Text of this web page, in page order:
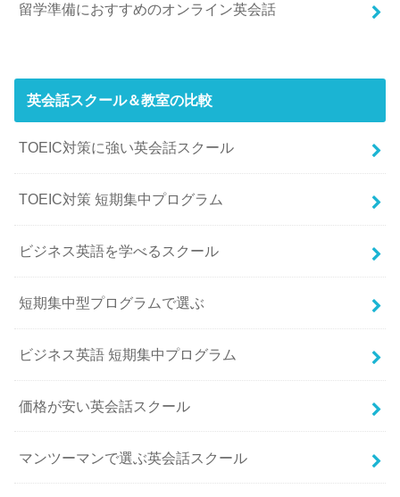
留学準備におすすめのオンライン英会話
英会話スクール＆教室の比較
TOEIC対策に強い英会話スクール
TOEIC対策 短期集中プログラム
ビジネス英語を学べるスクール
短期集中型プログラムで選ぶ
ビジネス英語 短期集中プログラム
価格が安い英会話スクール
マンツーマンで選ぶ英会話スクール